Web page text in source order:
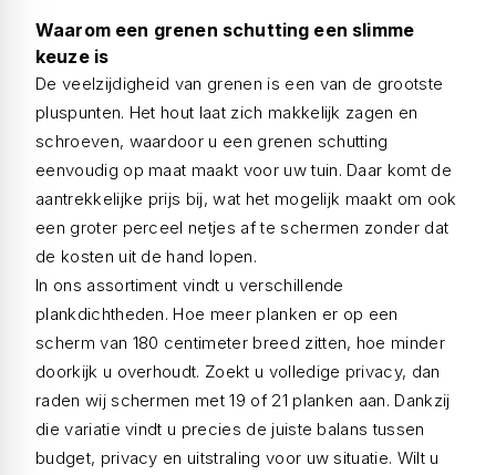
Waarom een grenen schutting een slimme
keuze is
De veelzijdigheid van grenen is een van de grootste
pluspunten. Het hout laat zich makkelijk zagen en
schroeven, waardoor u een grenen schutting
eenvoudig op maat maakt voor uw tuin. Daar komt de
aantrekkelijke prijs bij, wat het mogelijk maakt om ook
een groter perceel netjes af te schermen zonder dat
de kosten uit de hand lopen.
In ons assortiment vindt u verschillende
plankdichtheden. Hoe meer planken er op een
scherm van 180 centimeter breed zitten, hoe minder
doorkijk u overhoudt. Zoekt u volledige privacy, dan
raden wij schermen met 19 of 21 planken aan. Dankzij
die variatie vindt u precies de juiste balans tussen
budget, privacy en uitstraling voor uw situatie. Wilt u